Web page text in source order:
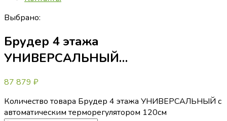
Выбрано:
Брудер 4 этажа
УНИВЕРСАЛЬНЫЙ…
87 879 ₽
Количество товара Брудер 4 этажа УНИВЕРСАЛЬНЫЙ с
автоматическим терморегулятором 120см